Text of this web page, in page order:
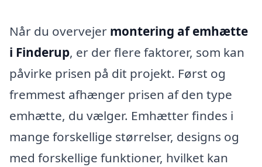
Når du overvejer montering af emhætte
i Finderup, er der flere faktorer, som kan
påvirke prisen på dit projekt. Først og
fremmest afhænger prisen af den type
emhætte, du vælger. Emhætter findes i
mange forskellige størrelser, designs og
med forskellige funktioner, hvilket kan